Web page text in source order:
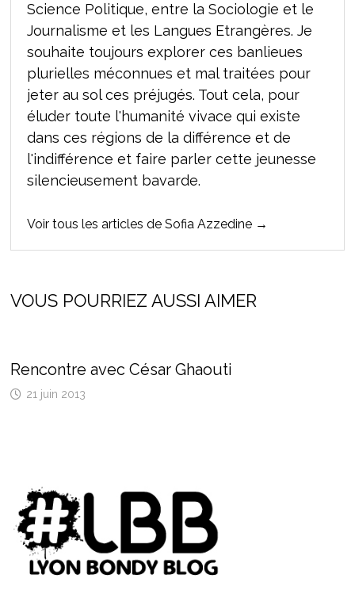
Science Politique, entre la Sociologie et le
Journalisme et les Langues Etrangères. Je
souhaite toujours explorer ces banlieues
plurielles méconnues et mal traitées pour
jeter au sol ces préjugés. Tout cela, pour
éluder toute l'humanité vivace qui existe
dans ces régions de la différence et de
l'indifférence et faire parler cette jeunesse
silencieusement bavarde.
Voir tous les articles de Sofia Azzedine →
VOUS POURRIEZ AUSSI AIMER
Rencontre avec César Ghaouti
21 juin 2013